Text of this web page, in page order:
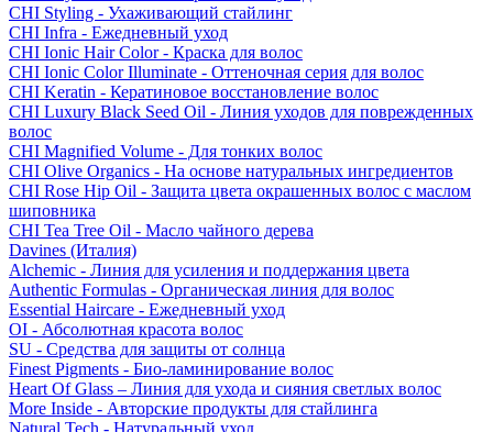
CHI Styling - Ухаживающий стайлинг
CHI Infra - Ежедневный уход
CHI Ionic Hair Color - Краска для волос
CHI Ionic Color Illuminate - Оттеночная серия для волос
CHI Keratin - Кератиновое восстановление волос
CHI Luxury Black Seed Oil - Линия уходов для поврежденных
волос
CHI Magnified Volume - Для тонких волос
CHI Olive Organics - На основе натуральных ингредиентов
CHI Rose Hip Oil - Защита цвета окрашенных волос с маслом
шиповника
CHI Tea Tree Oil - Масло чайного дерева
Davines (Италия)
Alchemic - Линия для усиления и поддержания цвета
Authentic Formulas - Органическая линия для волос
Essential Haircare - Eжедневный уход
OI - Абсолютная красота волос
SU - Средства для защиты от солнца
Finest Pigments - Био-ламинирование волос
Heart Of Glass – Линия для ухода и сияния светлых волос
More Inside - Авторские продукты для стайлинга
Natural Tech - Натуральный уход